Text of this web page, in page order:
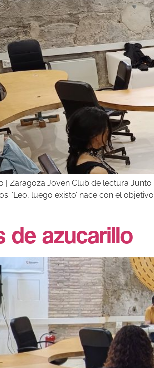
| Zaragoza Joven Club de lectura
‘Leo, luego existo’ nace con el
de azucarillo